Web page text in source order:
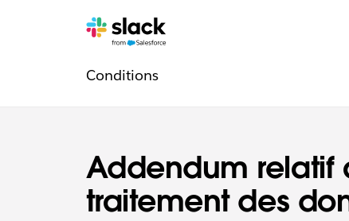
Addendum relatif
traitement des
Pages
Conditionssupplémentaires